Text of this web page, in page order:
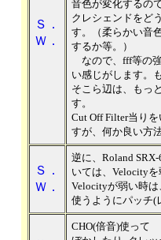
Ｓ．
Ｗ．
音色が変化するの
クレシェンドをど
す。（柔らかい音
するか等。）
なので、fff等の
い感じがします。
そこら辺は、もっ
す。
Cut Off Filter当り
すが、何か良い方
Ｓ．
Ｗ．
逆に、Roland SRX-
いては、Velocity
Velocityが弱い時は
使うようにパッチ(
CHO(倍音)使って